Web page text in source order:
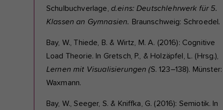
Schulbuchverlage, d.eins: Deutschlehrwerk für 5.
Klassen an Gymnasien. Braunschweig: Schroedel.
Bay, W., Thiede, B. & Wirtz, M. A. (2016): Cognitive
Load Theorie. In Gretsch, P., & Holzäpfel, L. (Hrsg.),
Lernen mit Visualisierungen (S. 123–138). Münster:
Waxmann.
Bay, W., Seeger, S. & Kniffka, G. (2016): Semiotik. In